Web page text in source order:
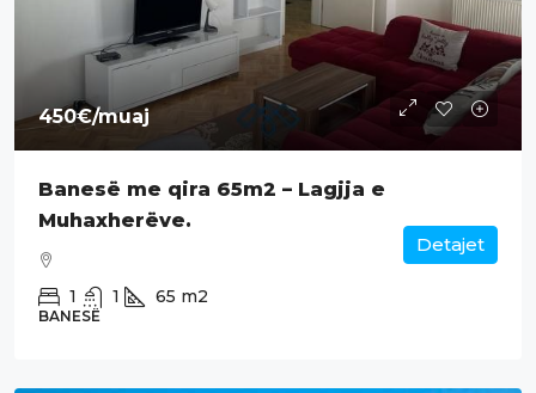
450€/muaj
Banesë me qira 65m2 – Lagjja e
Muhaxherëve.
1 1 65 m2
BANESË
Detajet